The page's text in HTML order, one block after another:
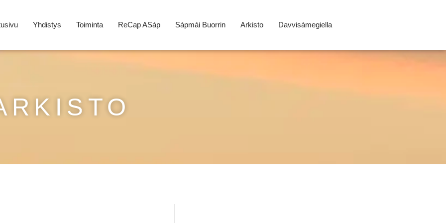
Yhdistys Toiminta ReCap ASáp Sápmái Buorrin Arkisto Davvisámegiella